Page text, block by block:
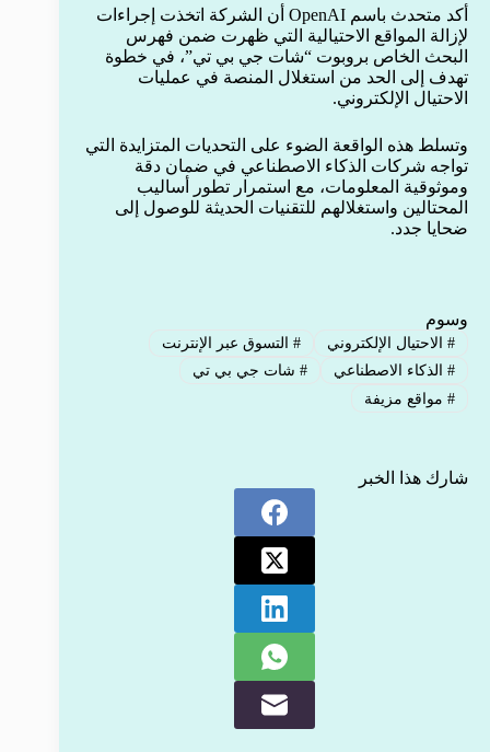
أكد متحدث باسم OpenAI أن الشركة اتخذت إجراءات
لإزالة المواقع الاحتيالية التي ظهرت ضمن فهرس
البحث الخاص بروبوت “شات جي بي تي”، في خطوة
تهدف إلى الحد من استغلال المنصة في عمليات
الاحتيال الإلكتروني.
وتسلط هذه الواقعة الضوء على التحديات المتزايدة التي
تواجه شركات الذكاء الاصطناعي في ضمان دقة
وموثوقية المعلومات، مع استمرار تطور أساليب
المحتالين واستغلالهم للتقنيات الحديثة للوصول إلى
ضحايا جدد.
وسوم
#الاحتيال الإلكتروني #التسوق عبر الإنترنت
#الذكاء الاصطناعي #شات جي بي تي
#مواقع مزيفة
شارك هذا الخبر